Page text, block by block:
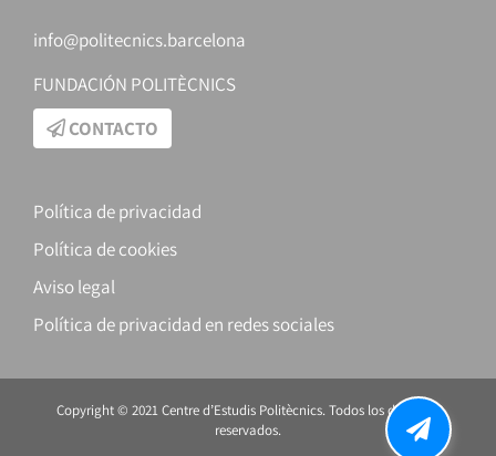
info@politecnics.barcelona
FUNDACIÓN POLITÈCNICS
CONTACTO
Política de privacidad
Política de cookies
Aviso legal
Política de privacidad en redes sociales
Copyright © 2021 Centre d’Estudis Politècnics. Todos los derechos
reservados.